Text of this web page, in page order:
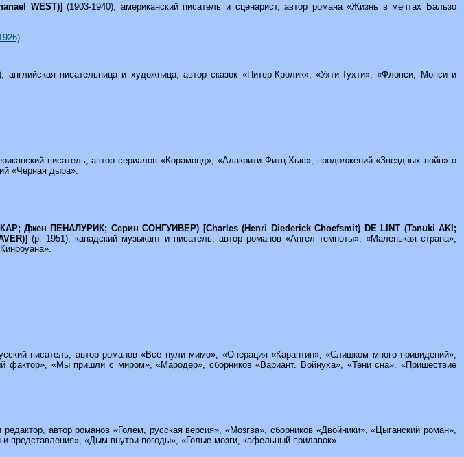
WEST)](1903-1940), американский писатель и сценарист, автор романа «Жизнь в мечтах Бальзо
английская писательница и художница, автор сказок «Питер-Кролик», «Ухти-Тухти», «Флопси, Мопси и
писатель, автор сериалов «Корамонд», «Алакрити Фитц-Хью», продолжений «Звездных войн» о
«Черная дыра».
Джен ПЕНАЛУРИК; Серин СОНГУИВЕР) [Charles (Henri Diederick Choefsmit) DE LINT (Tanuki AKI;
(р. 1951), канадский музыкант и писатель, автор романов «Ангел темноты», «Маленькая страна»,
писатель, автор романов «Все пули мимо», «Операция «Карантин», «Слишком много привидений»,
фактор», «Мы пришли с миром», «Мародер», сборников «Вариант. Войнуха», «Тени сна», «Пришествие
редактор, автор романов «Голем, русская версия», «Мозгва», сборников «Двойники», «Цыганский роман»,
представления», «Дым внутри погоды», «Голые мозги, кафельный прилавок».